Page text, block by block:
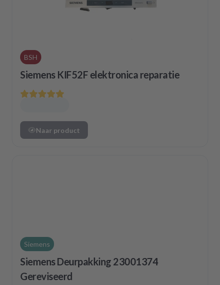
BSH
Siemens KIF52F elektronica reparatie
Naar product
Siemens
Siemens Deurpakking 23001374
Gereviseerd